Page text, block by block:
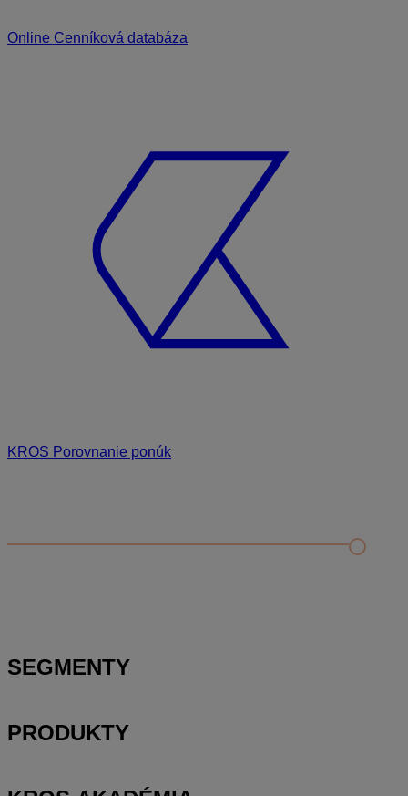
Online Cenníková databáza
KROS Porovnanie ponúk
Nastavenie šanónov
SEGMENTY
PRODUKTY